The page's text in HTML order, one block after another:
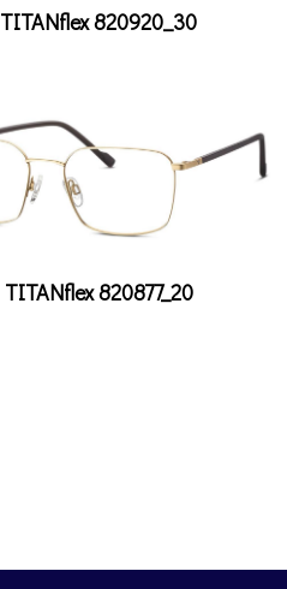
TITANflex 820920_30
TITANflex 820877_20